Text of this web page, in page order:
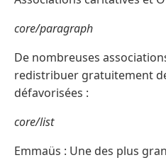
core/paragraph
De nombreuses
redistribuer gratuitement
défavorisées :
core/list
Emmaüs : Une des plus